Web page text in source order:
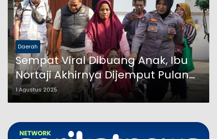
Daerah
Sempat Viral Dibuang Anak, Ibu
Nortaji Akhirnya Dijemput Pulang
ke Probolinggo
1 Agustus 2025